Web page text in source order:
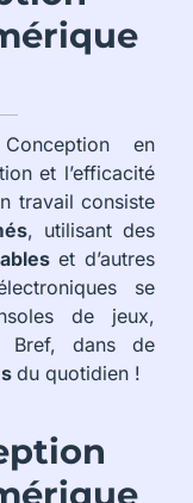
en
et l’efficacité
travail consiste
, utilisant des
et d’autres
se
de jeux,
Bref, dans de
du quotidien !